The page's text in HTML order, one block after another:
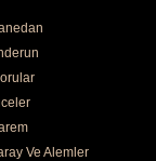
Ve Alemler